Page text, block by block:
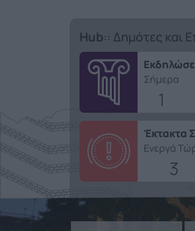
Hub:: Δημότες και
Σήμερα
1
Έκτακτα
Ενεργά
3